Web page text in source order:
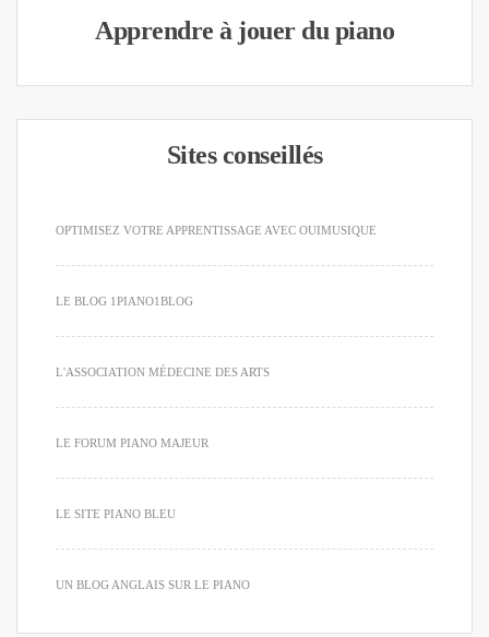
Apprendre à jouer du piano
Sites conseillés
OPTIMISEZ VOTRE APPRENTISSAGE AVEC OUIMUSIQUE
LE BLOG 1PIANO1BLOG
L'ASSOCIATION MÉDECINE DES ARTS
LE FORUM PIANO MAJEUR
LE SITE PIANO BLEU
UN BLOG ANGLAIS SUR LE PIANO